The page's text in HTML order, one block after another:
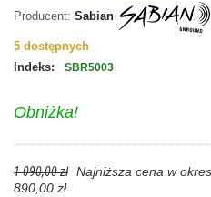
Producent: Sabian
5 dostępnych
Indeks:
SBR5003
Obniżka!
1 090,00 zł Najniższa cena w
890,00 zł